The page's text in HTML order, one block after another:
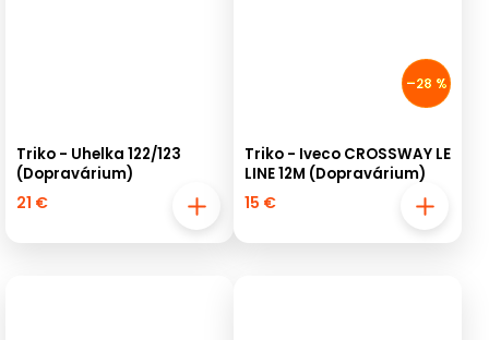
Triko - Uhelka 122/123
(Dopravárium)
21 €
–28 %
Triko - Iveco CROSSWAY LE
LINE 12M (Dopravárium)
15 €